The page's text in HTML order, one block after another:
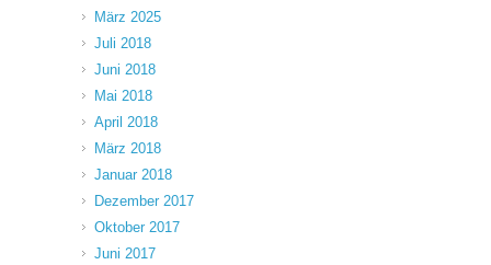
März 2025
Juli 2018
Juni 2018
Mai 2018
April 2018
März 2018
Januar 2018
Dezember 2017
Oktober 2017
Juni 2017